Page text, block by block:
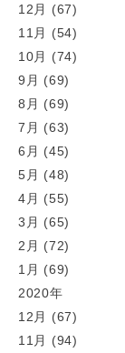
12月 (67)
11月 (54)
10月 (74)
9月 (69)
8月 (69)
7月 (63)
6月 (45)
5月 (48)
4月 (55)
3月 (65)
2月 (72)
1月 (69)
2020年
12月 (67)
11月 (94)